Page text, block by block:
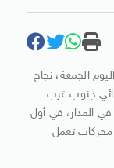
الجمعة، نجاح
الفضائي جنوب غرب
في المدار، في أول
محركات تعمل